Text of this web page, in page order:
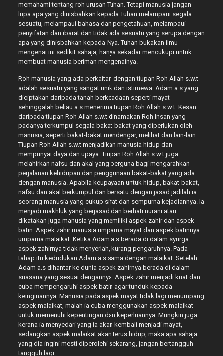
memahami tentang roh urusan Tuhan. Tetapi manusia jangan
lupa apa yang dinisbahkan kepada Tuhan melampaui segala
sesuatu, melampaui bahasa dan pengetahuan, melampaui
penyifatan dan ibarat dan tidak ada sesuatu yang serupa dengan
apa yang dinisbahkan kepada-Nya. Tuhan bukakan ilmu
mengenai ini sedikit sahaja, hanya sekadar mencukupi untuk
membuat manusia beriman mengenainya.
Roh manusia yang ada perkaitan dengan tiupan Roh Allah s.w.t
adalah sesuatu yang sangat unik dan istimewa. Adam a.s yang
diciptakan daripada tanah berkeadaan seperti mayat
sehinggalah beliau a.s menerima tiupan Roh Allah s.w.t. Kesan
daripada tiupan Roh Allah s.w.t dinamakan Roh Insan yang
padanya terkumpul segala bakat-bakat yang diperlukan oleh
manusia, seperti bakat-bakat mendengar, melihat dan lain-lain.
Tiupan Roh Allah s.w.t menjadikan manusia hidup dan
mempunyai daya dan upaya. Tiupan Roh Allah s.w.t juga
melahirkan nafsu dan akal yang berguna bagi mengarahkan
perjalanan kehidupan dan penggunaan bakat-bakat yang ada
dengan manusia. Apabila keupayaan untuk hidup, bakat-bakat,
nafsu dan akal berkumpul dan bersatu dengan jasad jadilah ia
seorang manusia yang cukup sifat dan sempurna kejadiannya. Ia
menjadi makhluk yang berjasad dan berhati nurani atau
dikatakan juga manusia yang memiliki aspek zahir dan aspek
batin. Aspek zahir manusia umpama mayat dan aspek batinnya
umpama malaikat. Ketika Adam a.s berada di dalam syurga
aspek zahirnya tidak menyerlah, kurang pengaruhnya. Pada
tahap itu kedudukan Adam a.s sama dengan malaikat. Setelah
Adam a.s dihantar ke dunia aspek zahirnya berada di dalam
suasana yang sesuai dengannya. Aspek zahir menjadi kuat dan
cuba mempengaruhi aspek batin agar tunduk kepada
keinginannya. Manusia pada aspek mayat tidak lagi menumpang
aspek malaikat, malah ia cuba menggunakan aspek malaikat
untuk memenuhi kepentingan dan keperluannya. Mungkin juga
kerana ia menyedari yang ia akan kembali menjadi mayat,
sedangkan aspek malaikat akan terus hidup, maka apa sahaja
yang dia ingini mesti diperolehi sekarang, jangan bertangguh-
tangguh lagi.